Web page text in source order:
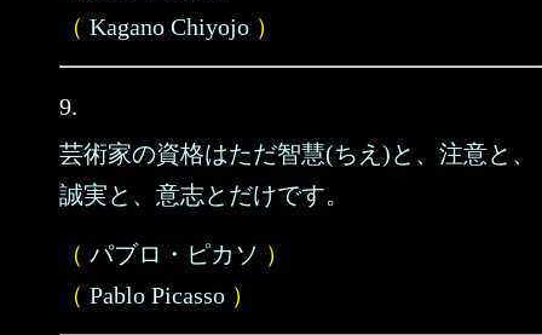
（ Kagano Chiyojo ）
9.
芸術家の資格はただ智慧(ちえ)と、注意と、
誠実と、意志とだけです。
（ パブロ・ピカソ ）
（ Pablo Picasso ）